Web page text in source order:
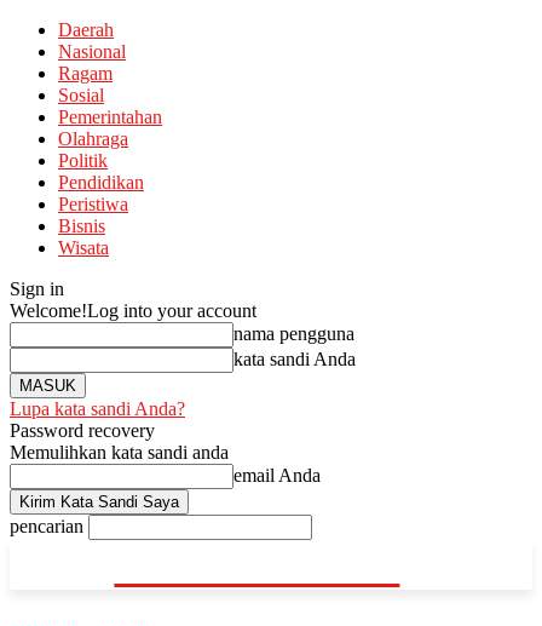
Daerah
Nasional
Ragam
Sosial
Pemerintahan
Olahraga
Politik
Pendidikan
Peristiwa
Bisnis
Wisata
Sign in
Welcome!Log into your account
nama pengguna
kata sandi Anda
Lupa kata sandi Anda?
Password recovery
Memulihkan kata sandi anda
email Anda
pencarian
KORAN-FAKTA.ID